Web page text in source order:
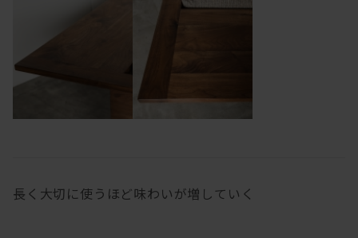
長く大切に使うほど味わいが増していく